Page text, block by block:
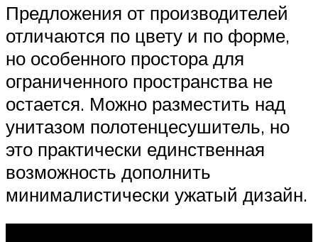
Предложения от производителей
отличаются по цвету и по форме,
но особенного простора для
ограниченного пространства не
остается. Можно разместить над
унитазом полотенцесушитель, но
это практически единственная
возможность дополнить
минималистически ужатый дизайн.